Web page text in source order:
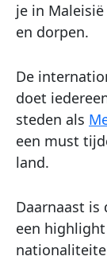
je in
en dorpen.
De
doet
steden als
een must
land.
Daarnaast
een